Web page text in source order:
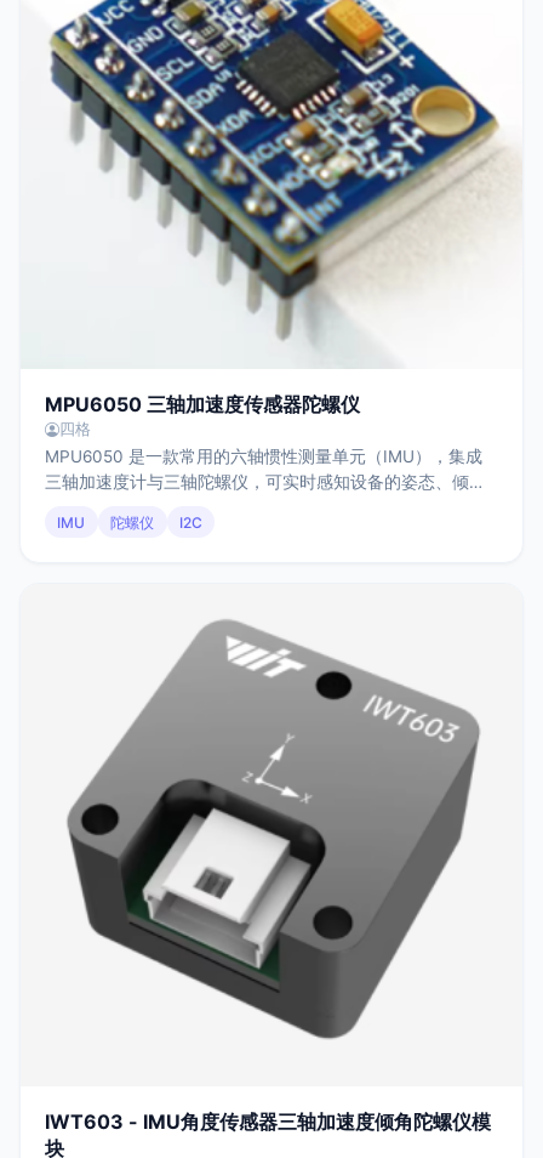
MPU6050 三轴加速度传感器陀螺仪
四格
MPU6050 是一款常用的六轴惯性测量单元（IMU），集成
三轴加速度计与三轴陀螺仪，可实时感知设备的姿态、倾斜
运动处理器）用于基础姿态解算与数据融合，具有成本低、
IMU 陀螺仪 I2C
IWT603 - IMU角度传感器三轴加速度倾角陀螺仪模
块